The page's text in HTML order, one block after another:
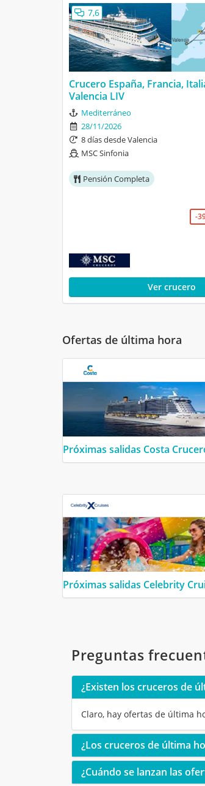
7,6
Crucero España, Francia,
Valencia LIV
Mediterráneo
28/11/2026
8 días desde Valencia
MSC Sinfonia
Pensión Completa
-
Ver crucero
Ofertas de última hora
Próximas salidas Costa
Próximas salidas Celebrity
Preguntas
¿Existen los cruceros de
Claro, hay ofertas de última
¿Los cruceros de última
¿Cuándo se lanzan las